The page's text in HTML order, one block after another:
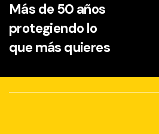
Más de 50 años
protegiendo lo
que más quieres